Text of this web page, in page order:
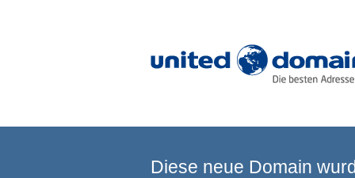
Diese neue Domain